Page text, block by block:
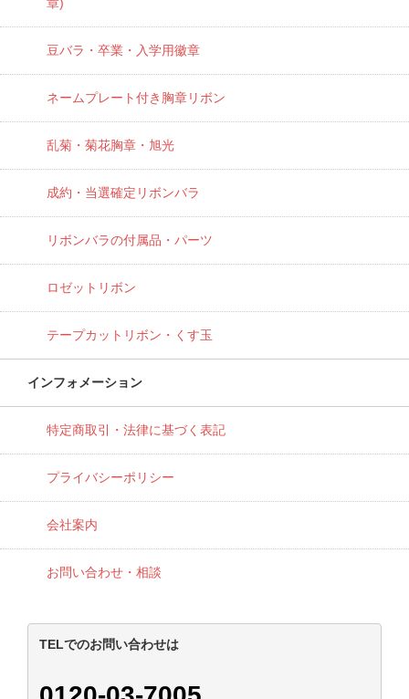
豆バラ・卒業・入学用徽章
ネームプレート付き胸章リボン
乱菊・菊花胸章・旭光
成約・当選確定リボンバラ
リボンバラの付属品・パーツ
ロゼットリボン
テープカットリボン・くす玉
インフォメーション
特定商取引・法律に基づく表記
プライバシーポリシー
会社案内
お問い合わせ・相談
TELでのお問い合わせは